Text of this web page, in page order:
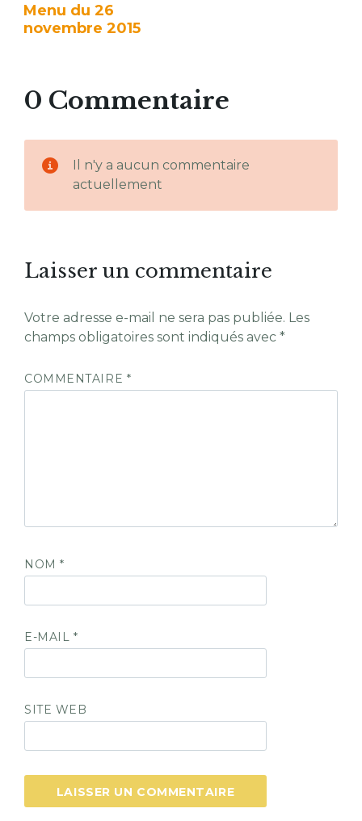
Menu du 26
novembre 2015
0 Commentaire
Il n'y a aucun commentaire
actuellement
Laisser un commentaire
Votre adresse e-mail ne sera pas publiée. Les
champs obligatoires sont indiqués avec *
COMMENTAIRE *
NOM*
E-MAIL *
SITE WEB